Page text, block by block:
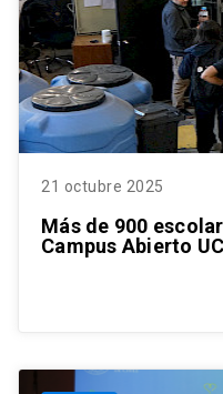
21 octubre 2025
Más de 900
Campus Abierto